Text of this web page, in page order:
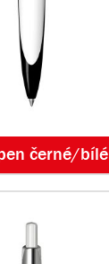
černé/bílé